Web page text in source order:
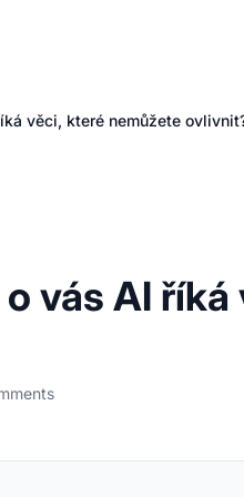
věci, které nemůžete
vás AI